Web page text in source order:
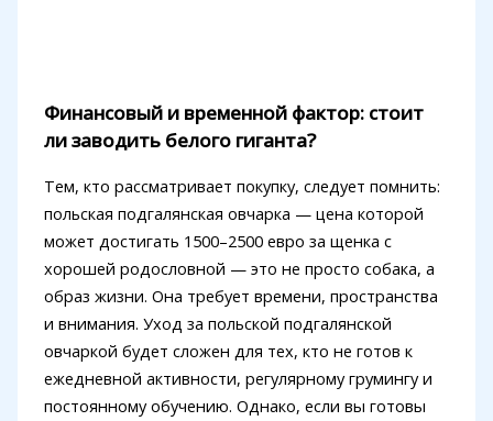
Финансовый и временной фактор: стоит
ли заводить белого гиганта?
Тем, кто рассматривает покупку, следует помнить:
польская подгалянская овчарка — цена которой
может достигать 1500–2500 евро за щенка с
хорошей родословной — это не просто собака, а
образ жизни. Она требует времени, пространства
и внимания. Уход за польской подгалянской
овчаркой будет сложен для тех, кто не готов к
ежедневной активности, регулярному грумингу и
постоянному обучению. Однако, если вы готовы